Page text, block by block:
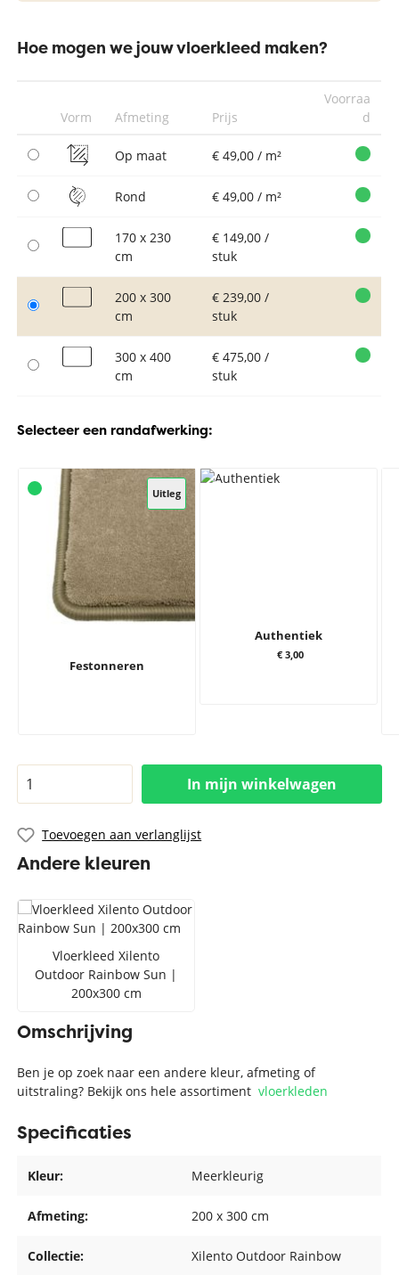
Hoe mogen we jouw vloerkleed maken?
Vorm Afmeting Prijs
Voorraa
d
Op maat € 49,00 / m²
Rond € 49,00 / m²
170 x 230
cm
€ 149,00 /
stuk
200 x 300
cm
€ 239,00 /
stuk
300 x 400
cm
€ 475,00 /
stuk
Selecteer een randafwerking:
Uitleg
Festonneren
Authentiek
€ 3,00
In mijn winkelwagen
Toevoegen aan verlanglijst
Andere kleuren
Vloerkleed Xilento
Outdoor Rainbow Sun |
200x300 cm
Omschrijving
Ben je op zoek naar een andere kleur, afmeting of
uitstraling? Bekijk ons hele assortimentvloerkleden
Specificaties
Kleur: Meerkleurig
Afmeting: 200 x 300 cm
Collectie: Xilento Outdoor Rainbow